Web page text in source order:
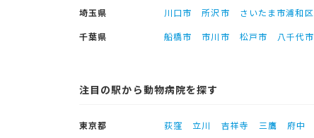
埼玉県
川口市 所沢市 さいたま市浦和区
千葉県
船橋市 市川市 松戸市 八千代市
注目の駅から動物病院を探す
東京都 荻窪 立川 吉祥寺 三鷹 府中